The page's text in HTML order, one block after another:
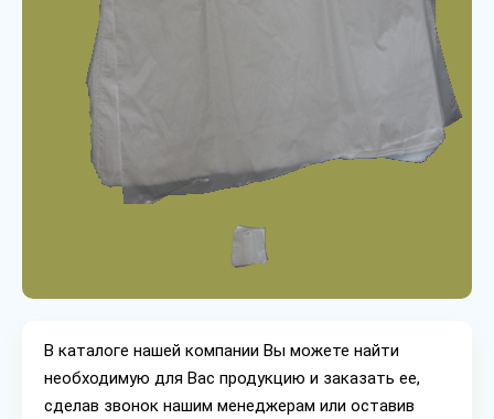
В каталоге нашей компании Вы можете найти
необходимую для Вас продукцию и заказать ее,
сделав звонок нашим менеджерам или оставив